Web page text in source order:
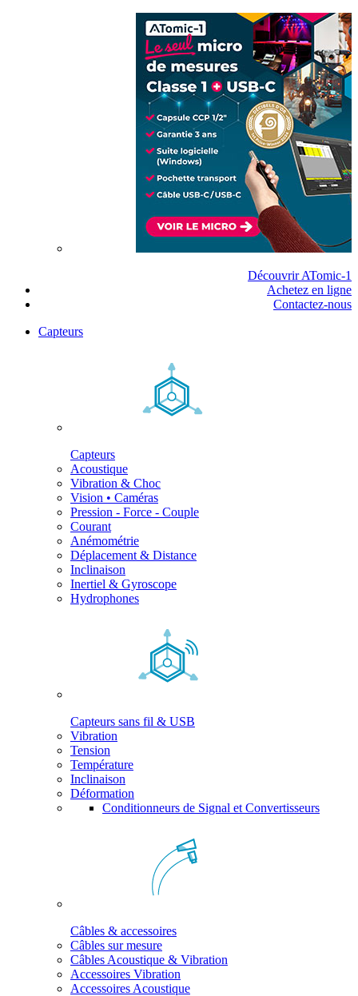
Découvrir ATomic-1
Achetez en ligne
Contactez-nous
Capteurs
Capteurs
Acoustique
Vibration & Choc
Vision • Caméras
Pression - Force - Couple
Courant
Anémométrie
Déplacement & Distance
Inclinaison
Inertiel & Gyroscope
Hydrophones
Capteurs sans fil & USB
Vibration
Tension
Température
Inclinaison
Déformation
Conditionneurs de Signal et Convertisseurs
Câbles & accessoires
Câbles sur mesure
Câbles Acoustique & Vibration
Accessoires Vibration
Accessoires Acoustique